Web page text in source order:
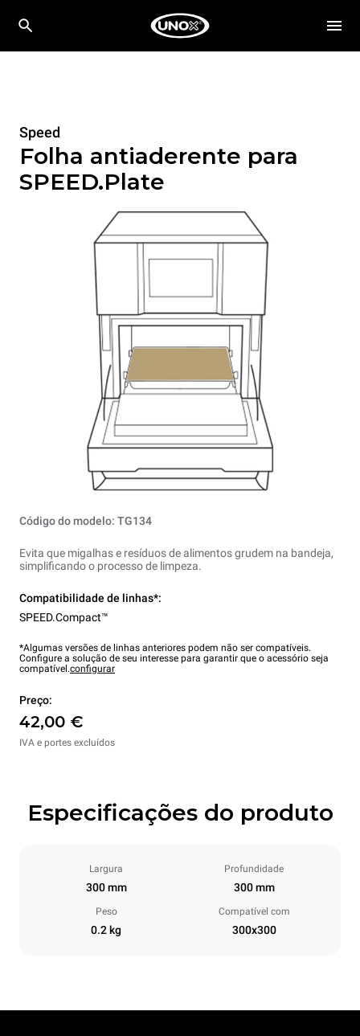
Speed
Folha antiaderente para
SPEED.Plate
Código do modelo: TG134
Evita que migalhas e resíduos de alimentos grudem na bandeja,
simplificando o processo de limpeza.
Compatibilidade de linhas*:
SPEED.Compact™
*Algumas versões de linhas anteriores podem não ser compatíveis.
Configure a solução de seu interesse para garantir que o acessório seja
compatível.configurar
Preço:
42,00 €
IVA e portes excluídos
Especificações do produto
Largura
300 mm
Profundidade
300 mm
Peso
0.2 kg
Compatível com
300x300